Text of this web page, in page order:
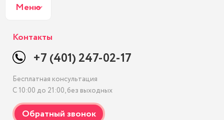
Меню
Контакты
+7 (401) 247-02-17
Бесплатная консультация
С 10:00 до 21:00, без выходных